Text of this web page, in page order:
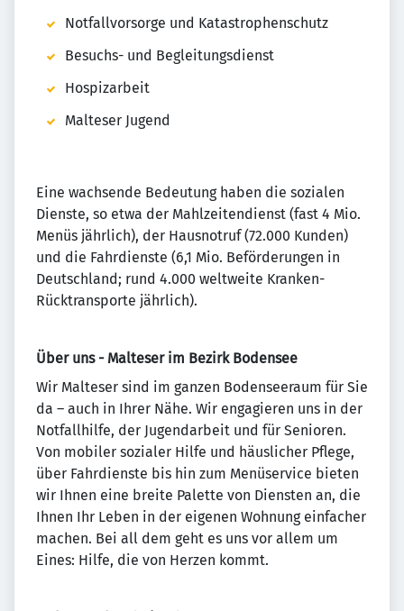
Notfallvorsorge und Katastrophenschutz
Besuchs- und Begleitungsdienst
Hospizarbeit
Malteser Jugend
Eine wachsende Bedeutung haben die sozialen
Dienste, so etwa der Mahlzeitendienst (fast 4 Mio.
Menüs jährlich), der Hausnotruf (72.000 Kunden)
und die Fahrdienste (6,1 Mio. Beförderungen in
Deutschland; rund 4.000 weltweite Kranken-
Rücktransporte jährlich).
Über uns - Malteser im Bezirk Bodensee
Wir Malteser sind im ganzen Bodenseeraum für Sie
da – auch in Ihrer Nähe. Wir engagieren uns in der
Notfallhilfe, der Jugendarbeit und für Senioren.
Von mobiler sozialer Hilfe und häuslicher Pflege,
über Fahrdienste bis hin zum Menüservice bieten
wir Ihnen eine breite Palette von Diensten an, die
Ihnen Ihr Leben in der eigenen Wohnung einfacher
machen. Bei all dem geht es uns vor allem um
Eines: Hilfe, die von Herzen kommt.